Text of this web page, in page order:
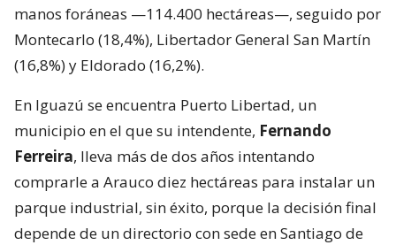
manos foráneas —114.400 hectáreas—, seguido por
Montecarlo (18,4%), Libertador General San Martín
(16,8%) y Eldorado (16,2%).
En Iguazú se encuentra Puerto Libertad, un
municipio en el que su intendente, Fernando
Ferreira, lleva más de dos años intentando
comprarle a Arauco diez hectáreas para instalar un
parque industrial, sin éxito, porque la decisión final
depende de un directorio con sede en Santiago de